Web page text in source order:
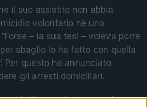
il suo assistito non abbia
volontario nè uno
– la sua tesi – voleva porre
sbaglio lo ha fatto con quella
Per questo ha annunciato
gli arresti domiciliari.
quale l’uomo si sta curando,